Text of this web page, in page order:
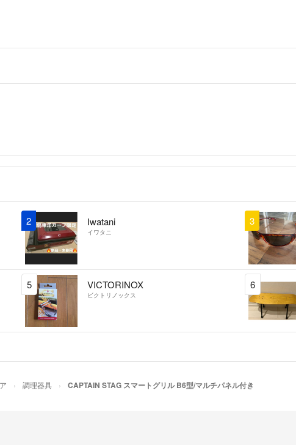
2 Iwatani
イワタニ
3
5 VICTORINOX
ビクトリノックス
6
調理器具 CAPTAIN STAG スマートグリル B6型/マルチパネル付き